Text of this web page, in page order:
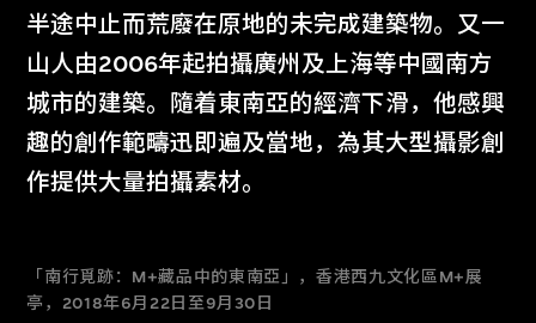
半途中止而荒廢在原地的未完成建築物。又一
山人由2006年起拍攝廣州及上海等中國南方
城市的建築。隨着東南亞的經濟下滑，他感興
趣的創作範疇迅即遍及當地，為其大型攝影創
作提供大量拍攝素材。
「南行覓跡：M+藏品中的東南亞」，香港西九文化區M+展
亭，2018年6月22日至9月30日